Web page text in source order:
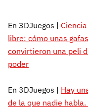
En 3DJuegos |
libre: cómo unas
convirtieron una peli
poder
En 3DJuegos | Hay
de la que nadie